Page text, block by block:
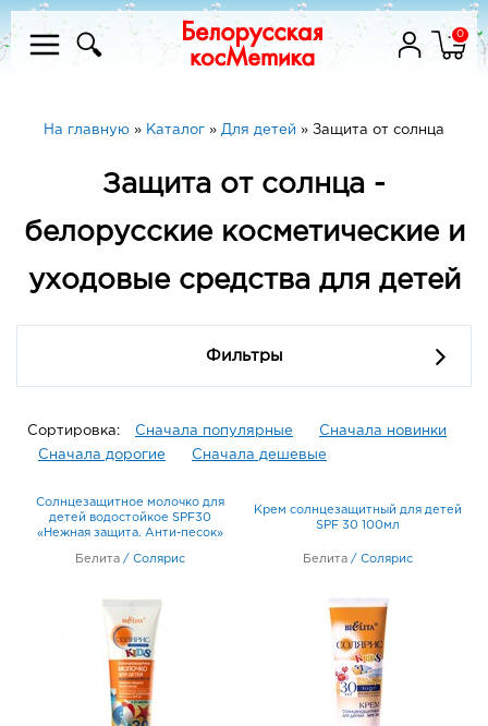
0
На главную » Каталог » Для детей » Защита от солнца
Защита от солнца -
белорусские косметические и
уходовые средства для детей
Фильтры
Сортировка: Сначала популярные
Сначала новинки
Сначала дорогие
Сначала дешевые
Солнцезащитное молочко для
детей водостойкое SPF30
«Нежная защита. Анти-песок»
Белита / Солярис
Крем солнцезащитный для детей
SPF 30 100мл
Белита / Солярис